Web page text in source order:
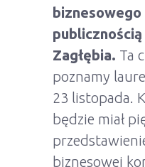
Zagłębia. Ta
poznamy
23 listopada.
będzie miał
biznesowej